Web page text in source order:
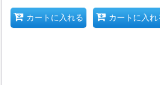
カートに入れる カートに入れ